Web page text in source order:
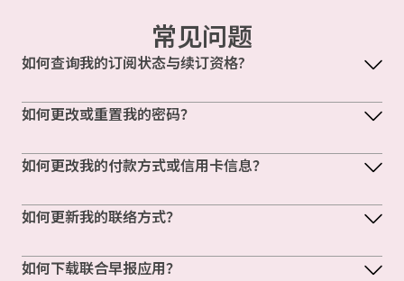
常见问题
如何查询我的订阅状态与续订资格?
如何更改或重置我的密码？
如何更改我的付款方式或信用卡信息？
如何更新我的联络方式？
如何下载联合早报应用？